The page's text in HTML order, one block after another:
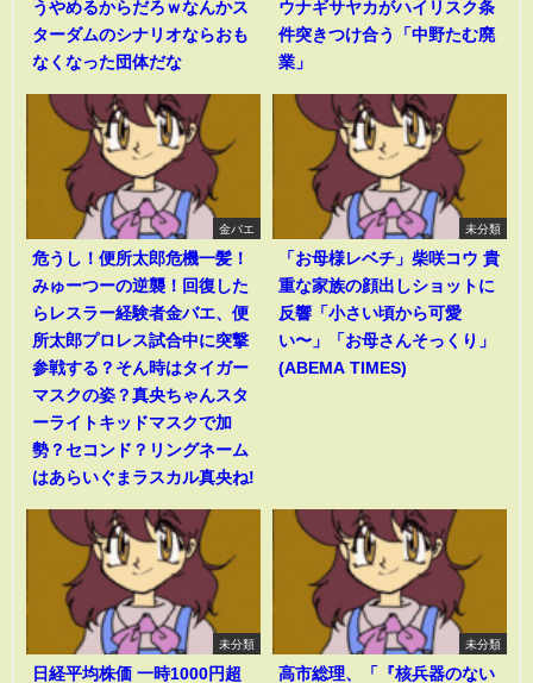
うやめるからだろｗなんかス
ターダムのシナリオならおも
なくなった団体だな
ウナギサヤカがハイリスク条
件突きつけ合う「中野たむ廃
業」
金バエ
危うし！便所太郎危機一髪！
みゅーつーの逆襲！回復した
らレスラー経験者金バエ、便
所太郎プロレス試合中に突撃
参戦する？そん時はタイガー
マスクの姿？真央ちゃんスタ
ーライトキッドマスクで加
勢？セコンド？リングネーム
はあらいぐまラスカル真央ね!
未分類
「お母様レベチ」柴咲コウ 貴
重な家族の顔出しショットに
反響「小さい頃から可愛
い〜」「お母さんそっくり」
(ABEMA TIMES)
未分類
日経平均株価 一時1000円超
未分類
高市総理、「『核兵器のない